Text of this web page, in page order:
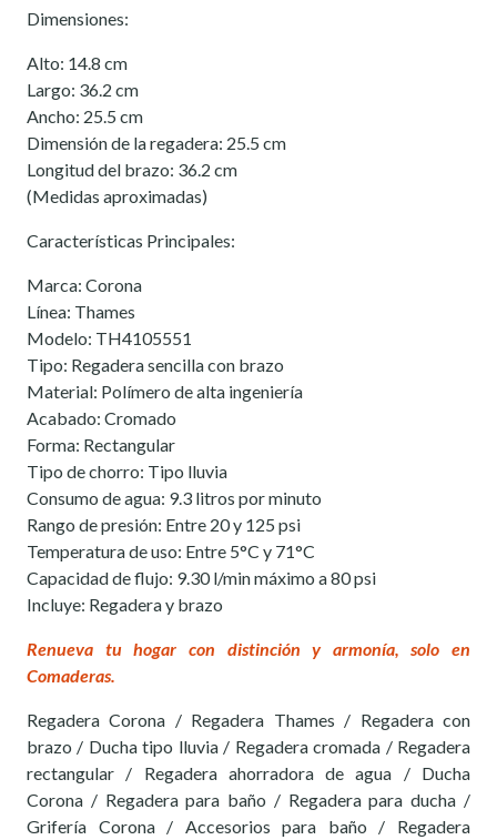
Dimensiones:
Alto: 14.8 cm
Largo: 36.2 cm
Ancho: 25.5 cm
Dimensión de la regadera: 25.5 cm
Longitud del brazo: 36.2 cm
(Medidas aproximadas)
Características Principales:
Marca: Corona
Línea: Thames
Modelo: TH4105551
Tipo: Regadera sencilla con brazo
Material: Polímero de alta ingeniería
Acabado: Cromado
Forma: Rectangular
Tipo de chorro: Tipo lluvia
Consumo de agua: 9.3 litros por minuto
Rango de presión: Entre 20 y 125 psi
Temperatura de uso: Entre 5°C y 71°C
Capacidad de flujo: 9.30 l/min máximo a 80 psi
Incluye: Regadera y brazo
Renueva tu hogar con distinción y armonía, solo en
Comaderas.
Regadera Corona / Regadera Thames / Regadera con
brazo / Ducha tipo lluvia / Regadera cromada / Regadera
rectangular / Regadera ahorradora de agua / Ducha
Corona / Regadera para baño / Regadera para ducha /
Grifería Corona / Accesorios para baño / Regadera